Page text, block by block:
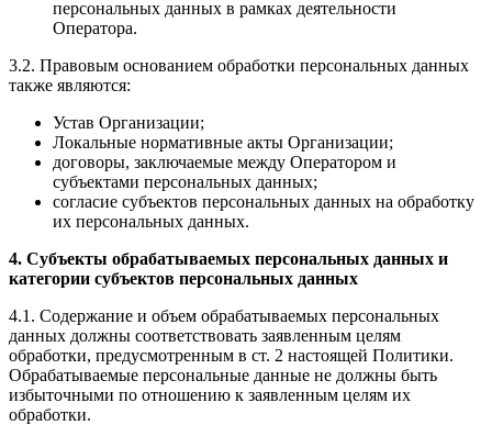
персональных данных в рамках деятельности
Оператора.
3.2. Правовым основанием обработки персональных данных
также являются:
Устав Организации;
Локальные нормативные акты Организации;
договоры, заключаемые между Оператором и
субъектами персональных данных;
согласие субъектов персональных данных на обработку
их персональных данных.
4. Субъекты обрабатываемых персональных данных и
категории субъектов персональных данных
4.1. Содержание и объем обрабатываемых персональных
данных должны соответствовать заявленным целям
обработки, предусмотренным в ст. 2 настоящей Политики.
Обрабатываемые персональные данные не должны быть
избыточными по отношению к заявленным целям их
обработки.